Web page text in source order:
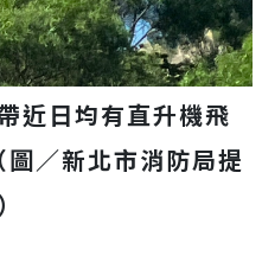
近日均有直升機飛
／新北市消防局提